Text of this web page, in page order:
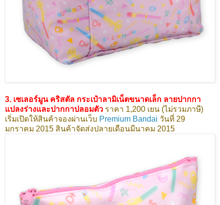
3. เซเลอร์มูน คริสตัล กระเป๋าลามิเน็ตขนาดเล็ก ลายปากกา
แปลงร่างและปากกาปลอมตัว ราคา 1,200 เยน (ไม่รวมภาษี)
เริ่มเปิดให้สินค้าจองผ่านเว็บ Premium Bandai วันที่ 29
มกราคม 2015 สินค้าจัดส่งปลายเดือนมีนาคม 2015